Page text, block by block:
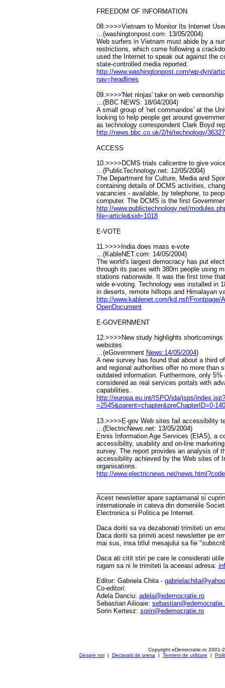
FREEDOM OF INFORMATION
08.>>>>Vietnam to Monitor Its Internet
…(washingtonpost.com: 13/05/2004)
Web surfers in Vietnam must abide by a
restrictions, which come following a
used the Internet to speak out against the
state-controlled media reported.
http://www.washingtonpost.com/wp-dyn/
nav=headlines
09.>>>>'Net ninjas' take on web censorship
…(BBC NEWS: 18/04/2004)
A small group of 'net commandos' at the
looking to help people get around
as technology correspondent Clark Boyd
http://news.bbc.co.uk/2/hi/technology/
ACCESS
10.>>>>DCMS trials callcentre to give
…(PublicTechnology.net: 12/05/2004)
The Department for Culture, Media and
containing details of DCMS activities,
vacancies - available, by telephone, to
computer. The DCMS is the first
http://www.publictechnology.net/
file=article&sid=1018
E-VOTE
11.>>>>India does mass e-vote
…(KableNET.com: 14/05/2004)
The world's largest democracy has put
through its paces with 380m people using
stations nationwide. It was the first time
wide e-voting. Technology was installed in
in deserts, remote hilltops and Himalayan
http://www.kablenet.com/kd.nsf/Frontpage/
OpenDocument
E-GOVERNMENT
12.>>>>New study highlights
websites
…(eGovernment News:14/05/2004)
A new survey has found that about a third
and regional authorities offer no more than
outdated information. Furthermore, only
considered as real services portals with
capabilities.
http://europa.eu.int/ISPO/ida/jsps/
=2545&parent=chapter&preChapterID=0-
13.>>>>E-gov Web sites fail accessibility
…(ElectricNews.net: 13/05/2004)
Ennis Information Age Services (EIAS), a
accessibility, usability and on-line
survey. The report provides an analysis of
accessibility achieved by the Web sites of
organisations.
http://www.electricnews.net/
Acest newsletter apare saptamanal si
internationale in cateva din domeniile
Electronica si Politica pe Internet.
Daca doriti sa va dezabonati trimiteti un
Daca doriti sa primiti acest newsletter pe
mai sus, insa titlul mesajului sa fie
Daca ati citit stiri pe care le considerati
rugam sa ni le trimiteti la aceeasi adresa:
Editor: Gabriela Chita -
Co-editori:
Adela Danciu: adela@edemocratie.ro
Sebastian Ailioaie:
Sorin Kertesz: sorin@edemocratie.ro
Copyright eDemocratie.ro 2001-
Despre noi| Declaratii de presa | Termeni de utilizare |